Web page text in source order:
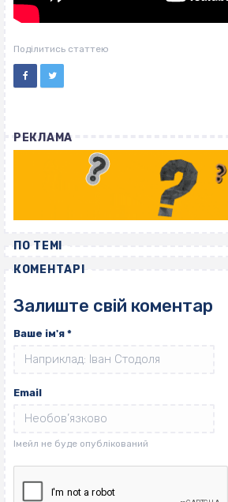
Поділитись статтею
РЕКЛАМА
ПО ТЕМІ
КОМЕНТАРІ
Залиште свій коментар
Ваше ім'я *
Email